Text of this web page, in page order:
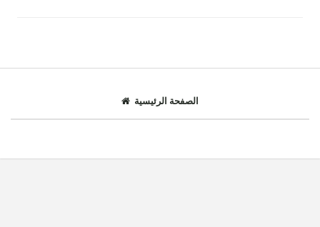
الصفحة الرئيسية